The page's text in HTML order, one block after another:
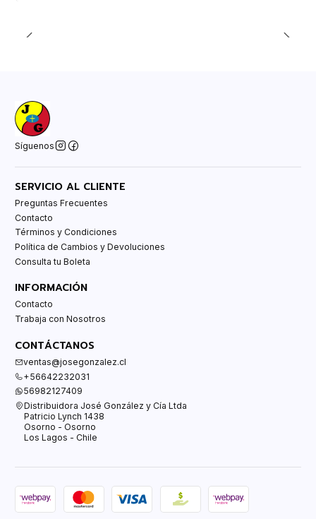
Síguenos
SERVICIO AL CLIENTE
Preguntas Frecuentes
Contacto
Términos y Condiciones
Política de Cambios y Devoluciones
Consulta tu Boleta
INFORMACIÓN
Contacto
Trabaja con Nosotros
CONTÁCTANOS
ventas@josegonzalez.cl
+56642232031
56982127409
Distribuidora José González y Cía Ltda
Patricio Lynch 1438
Osorno - Osorno
Los Lagos - Chile